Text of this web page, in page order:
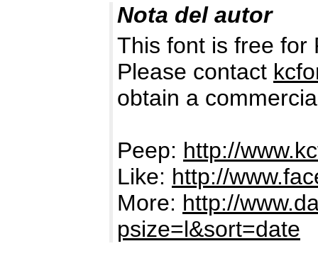
Nota del autor
This font is free for
Please contact
obtain a
Peep: http://
Like: http://
More: http://
psize=l&sort=date